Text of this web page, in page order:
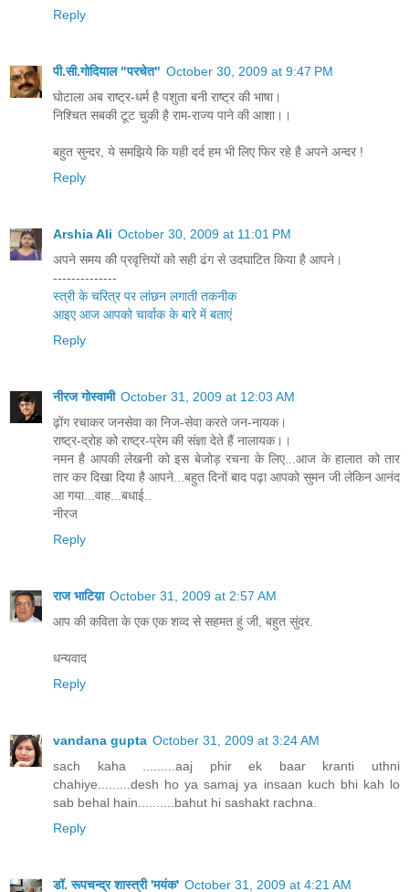
Reply
पी.सी.गोदियाल "परचेत" October 30, 2009 at 9:47 PM
घोटाला अब राष्ट्र-धर्म है पशुता बनी राष्ट्र की भाषा।
निश्चित सबकी टूट चुकी है राम-राज्य पाने की आशा।।
बहुत सुन्दर, ये समझिये कि यही दर्द हम भी लिए फिर रहे है अपने अन्दर !
Reply
Arshia Ali October 30, 2009 at 11:01 PM
अपने समय की प्रवृत्तियों को सही ढंग से उदघाटित किया है आपने।
--------------
स्त्री के चरित्र पर लांछन लगाती तकनीक
आइए आज आपको चार्वाक के बारे में बताएं
Reply
नीरज गोस्वामी October 31, 2009 at 12:03 AM
ढ़ोंग रचाकर जनसेवा का निज-सेवा करते जन-नायक।
राष्ट्र-द्रोह को राष्ट्र-प्रेम की संज्ञा देते हैं नालायक।।
नमन है आपकी लेखनी को इस बेजोड़ रचना के लिए...आज के हालात को तार
तार कर दिखा दिया है आपने...बहुत दिनों बाद पढ़ा आपको सुमन जी लेकिन आनंद
आ गया...वाह...बधाई..
नीरज
Reply
राज भाटिय़ा October 31, 2009 at 2:57 AM
आप की कविता के एक एक शव्द से सहमत हुं जी, बहुत सुंदर.
धन्यवाद
Reply
vandana gupta October 31, 2009 at 3:24 AM
sach kaha .........aaj phir ek baar kranti uthni
chahiye.........desh ho ya samaj ya insaan kuch bhi kah lo
sab behal hain..........bahut hi sashakt rachna.
Reply
डॉ. रूपचन्द्र शास्त्री 'मयंक' October 31, 2009 at 4:21 AM